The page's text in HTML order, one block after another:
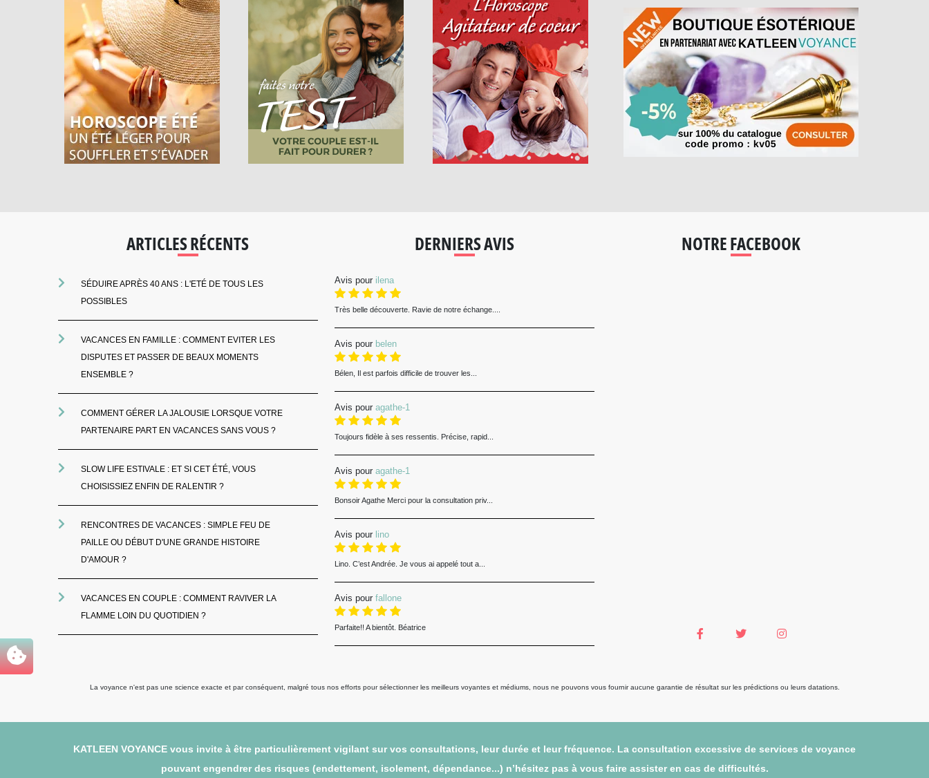
ARTICLES RÉCENTS
SÉDUIRE APRÈS 40 ANS : L'ETÉ DE TOUS LES
POSSIBLES
VACANCES EN FAMILLE : COMMENT EVITER LES
DISPUTES ET PASSER DE BEAUX MOMENTS
ENSEMBLE ?
COMMENT GÉRER LA JALOUSIE LORSQUE VOTRE
PARTENAIRE PART EN VACANCES SANS VOUS ?
SLOW LIFE ESTIVALE : ET SI CET ÉTÉ, VOUS
CHOISISSIEZ ENFIN DE RALENTIR ?
RENCONTRES DE VACANCES : SIMPLE FEU DE
PAILLE OU DÉBUT D'UNE GRANDE HISTOIRE
D'AMOUR ?
VACANCES EN COUPLE : COMMENT RAVIVER LA
FLAMME LOIN DU QUOTIDIEN ?
DERNIERS AVIS
Avis pour ilena
Très belle découverte. Ravie de notre échange....
Avis pour belen
Bélen, Il est parfois difficile de trouver les...
Avis pour agathe-1
Toujours fidèle à ses ressentis. Précise, rapid...
Avis pour agathe-1
Bonsoir Agathe Merci pour la consultation priv...
Avis pour lino
Lino. C’est Andrée. Je vous ai appelé tout a...
Avis pour fallone
Parfaite!! A bientôt. Béatrice
NOTRE FACEBOOK
La voyance n'est pas une science exacte et par conséquent, malgré tous nos efforts pour sélectionner les meilleurs voyantes et médiums, nous ne pouvons vous fournir aucune garantie de résultat sur les prédictions ou leurs datations.
KATLEEN VOYANCE vous invite à être particulièrement vigilant sur vos consultations, leur durée et leur fréquence. La consultation excessive de services de voyance
pouvant engendrer des risques (endettement, isolement, dépendance...) n’hésitez pas à vous faire assister en cas de difficultés.